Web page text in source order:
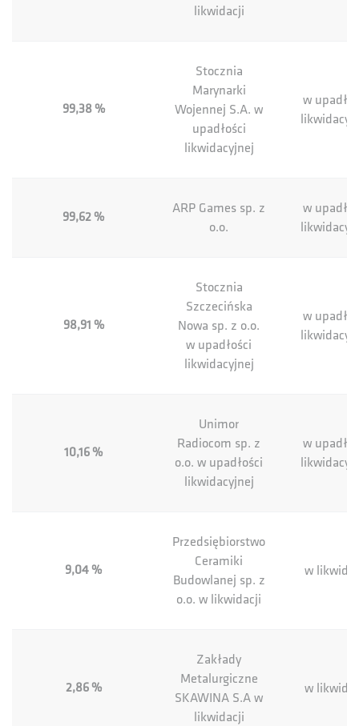
likwidacji
99,38 %
Stocznia
Marynarki
Wojennej S.A. w
upadłości
likwidacyjnej
w
99,62 %
ARP Games sp. z
o.o.
w
98,91 %
Stocznia
Szczecińska
Nowa sp. z o.o.
w upadłości
likwidacyjnej
w
10,16 %
Unimor
Radiocom sp. z
o.o. w upadłości
likwidacyjnej
w
9,04 %
Przedsiębiorstwo
Ceramiki
Budowlanej sp. z
o.o. w likwidacji
w
2,86 %
Zakłady
Metalurgiczne
SKAWINA S.A w
likwidacji
w